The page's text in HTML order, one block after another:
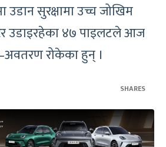
उडान सुरक्षामा उच्च जोखिम
उडाइरहेका ४७ पाइलटले आज
रोकेका हुन् ।
SHARES